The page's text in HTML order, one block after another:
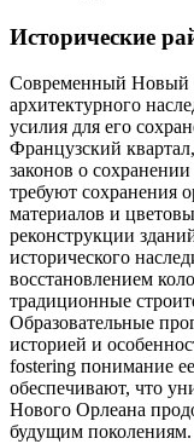
Исторические
Современный Новый
архитектурного
усилия для его
Французский
законов о
требуют сохранения
материалов и
реконструкции
исторического
восстановлением
традиционные
Образовательные
историей и
fostering понимание
обеспечивают, что
Нового Орлеана
будущим поколениям.